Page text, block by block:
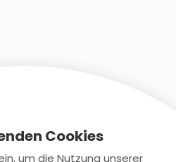
Cookies
um die Nutzung unserer